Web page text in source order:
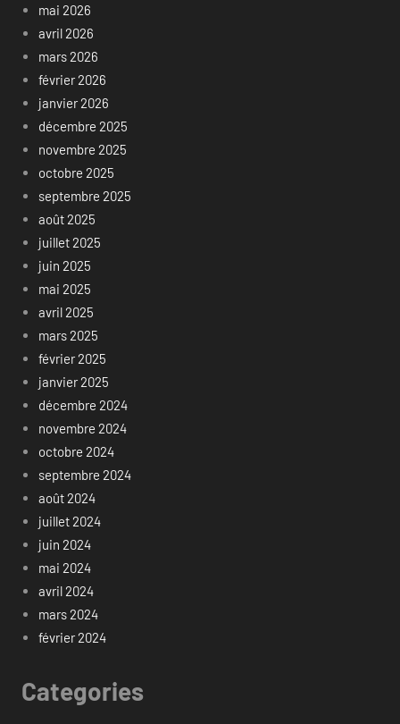
mai 2026
avril 2026
mars 2026
février 2026
janvier 2026
décembre 2025
novembre 2025
octobre 2025
septembre 2025
août 2025
juillet 2025
juin 2025
mai 2025
avril 2025
mars 2025
février 2025
janvier 2025
décembre 2024
novembre 2024
octobre 2024
septembre 2024
août 2024
juillet 2024
juin 2024
mai 2024
avril 2024
mars 2024
février 2024
Categories